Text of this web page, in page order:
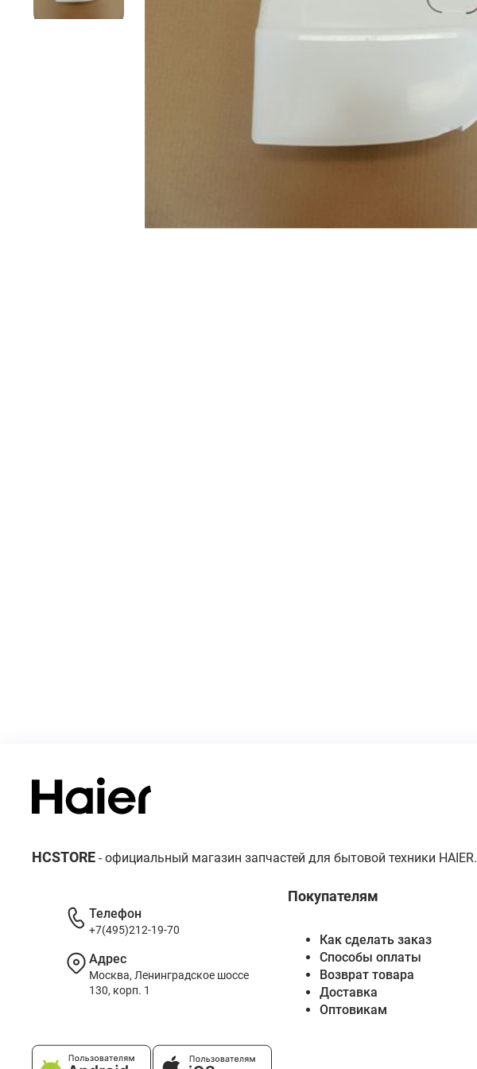
HCSTORE - официальный магазин запчастей для бытовой техники HAIER.
Покупателям
Как сделать заказ
Способы оплаты
Возврат товара
Доставка
Оптовикам
Телефон
+7(495)212-19-70
Адрес
Москва, Ленинградское шоссе
130, корп. 1